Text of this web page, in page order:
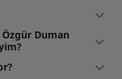
Duman